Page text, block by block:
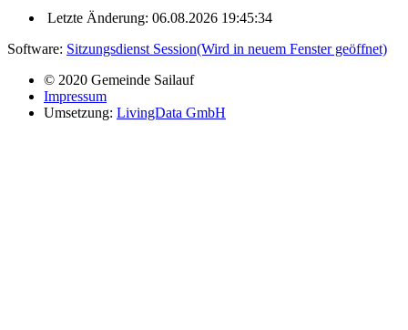
Letzte Änderung: 06.08.2026 19:45:34
Software: Sitzungsdienst Session(Wird in neuem Fenster geöffnet)
© 2020 Gemeinde Sailauf
Impressum
Umsetzung: LivingData GmbH